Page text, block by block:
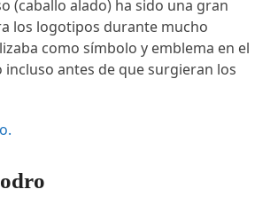
(caballo alado) ha sido una gran
los logotipos durante mucho
como símbolo y emblema en el
incluso antes de que surgieran los